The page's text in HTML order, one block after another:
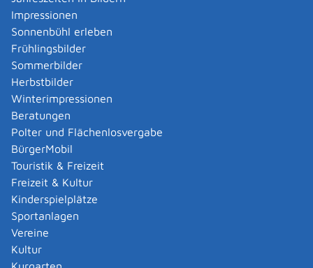
Impressionen
Sonnenbühl erleben
Frühlingsbilder
Sommerbilder
Herbstbilder
Winterimpressionen
Beratungen
Polter und Flächenlosvergabe
BürgerMobil
Touristik & Freizeit
Freizeit & Kultur
Kinderspielplätze
Sportanlagen
Vereine
Kultur
Zuständige Stelle
das Amtsgericht, das die Scheidung oder die
Aufhebung der Lebenspartnerschaft durchführt
Amtsgericht Reutlingen
Leistungsdetails
Voraussetzungen
Scheidung der Ehe oder Aufhebung der
Lebenspartnerschaft
Verfahrensablauf
Mit der Zustellung des Scheidungs- beziehungsweise